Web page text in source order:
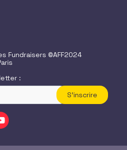
Fundraisers ©AFF2024
:
S'inscrire